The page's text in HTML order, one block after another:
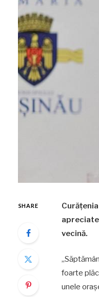
SHARE
apreciate
vecină.
foarte
unele